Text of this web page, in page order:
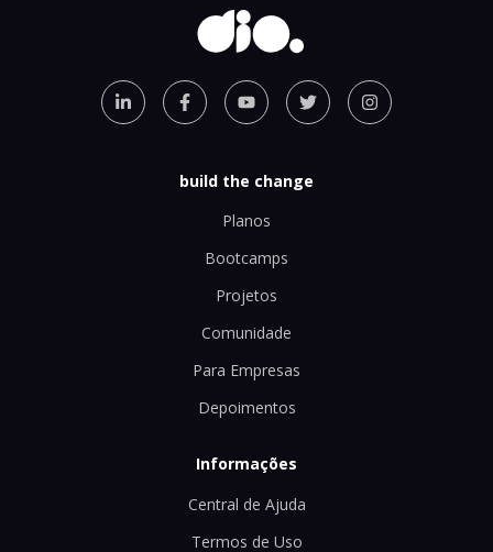
build the change
Planos
Bootcamps
Projetos
Comunidade
Para Empresas
Depoimentos
Informações
Central de Ajuda
Termos de Uso